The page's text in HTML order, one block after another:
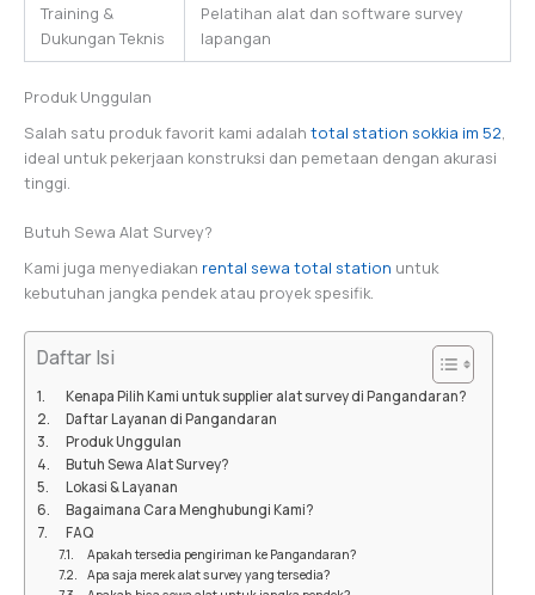
Training &
Dukungan Teknis
Pelatihan alat dan software survey
lapangan
Produk Unggulan
Salah satu produk favorit kami adalah total station sokkia im 52,
ideal untuk pekerjaan konstruksi dan pemetaan dengan akurasi
tinggi.
Butuh Sewa Alat Survey?
Kami juga menyediakan rental sewa total station untuk
kebutuhan jangka pendek atau proyek spesifik.
Daftar Isi
Kenapa Pilih Kami untuk supplier alat survey di Pangandaran?
Daftar Layanan di Pangandaran
Produk Unggulan
Butuh Sewa Alat Survey?
Lokasi & Layanan
Bagaimana Cara Menghubungi Kami?
FAQ
Apakah tersedia pengiriman ke Pangandaran?
Apa saja merek alat survey yang tersedia?